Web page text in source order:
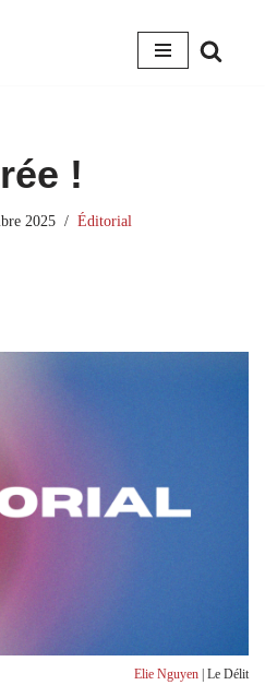
!
2025 Éditorial
Elie Nguyen | Le Délit